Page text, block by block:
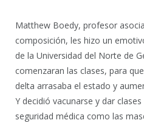
Matthew Boedy, profesor
composición, les hizo un
de la Universidad del Norte de
comenzaran las clases, para
delta arrasaba el estado y
Y decidió vacunarse y dar
seguridad médica como las